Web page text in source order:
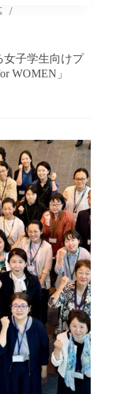
女子学生向けプ
WOMEN」